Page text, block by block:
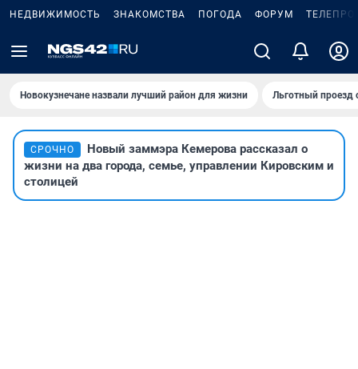
НЕДВИЖИМОСТЬ ЗНАКОМСТВА ПОГОДА ФОРУМ
Новокузнечане назвали лучший район для жизни Льготный проезд
СРОЧНО
Новый заммэра Кемерова рассказал о
жизни на два города, семье, управлении Кировским и
столицей